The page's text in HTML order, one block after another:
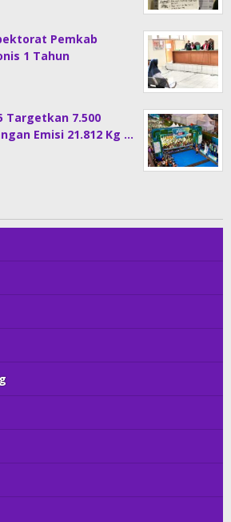
Pemkab
1 Tahun
Targetkan 7.500
Emisi 21.812 Kg …